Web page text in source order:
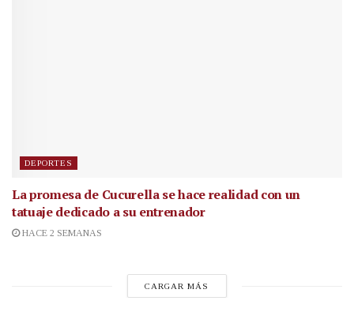
DEPORTES
La promesa de Cucurella se hace realidad con un
tatuaje dedicado a su entrenador
HACE 2 SEMANAS
CARGAR MÁS